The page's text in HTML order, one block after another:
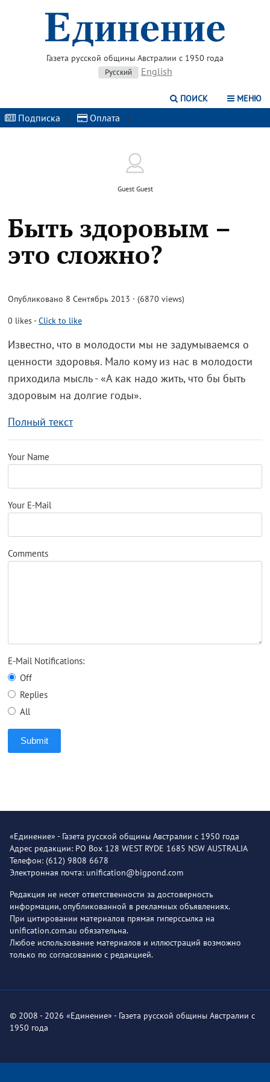
Газета русской общины Австралии с 1950 года
Русский English
ПОИСК МЕНЮ
Подписка | Оплата |
Guest Guest
Быть здоровым –
это сложно?
Опубликовано 8 Сентябрь 2013 · (6870 views)
0 likes-Click to like
Известно, что в молодости мы не задумываемся о
ценности здоровья. Мало кому из нас в молодости
приходила мысль - «А как надо жить, что бы быть
здоровым на долгие годы».
Полный текст
Your Name
Your E-Mail
Comments
E-Mail Notifications:
Off
Replies
All
Submit
«Единение» - Газета русской общины Австралии с 1950 года
Адрес редакции: PO Box 128 WEST RYDE 1685 NSW AUSTRALIA
Телефон: (612) 9808 6678
Электронная почта: unification@bigpond.com
Редакция не несет ответственности за достоверность
информации, опубликованной в рекламных объявлениях.
При цитировании материалов прямая гиперссылка на
unification.com.au обязательна.
Любое использование материалов и иллюстраций возможно
только по согласованию с редакцией.
© 2008 - 2026 «Единение» - Газета русской общины Австралии с
1950 года